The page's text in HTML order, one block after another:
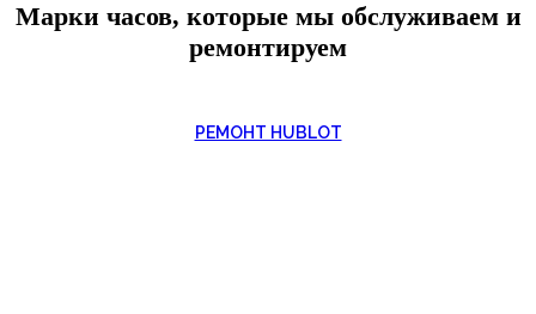
Марки часов, которые мы обслуживаем и
ремонтируем
РЕМОНТ HUBLOT